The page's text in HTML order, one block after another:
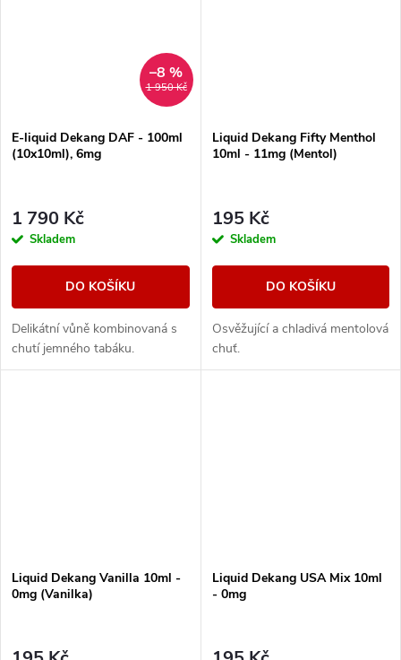
1 950 Kč
–8 %
E-liquid Dekang DAF - 100ml
(10x10ml), 6mg
1 790 Kč
Skladem
DO KOŠÍKU
Delikátní vůně kombinovaná s
chutí jemného tabáku.
Liquid Dekang Fifty Menthol
10ml - 11mg (Mentol)
195 Kč
Skladem
DO KOŠÍKU
Osvěžující a chladivá mentolová
chuť.
Liquid Dekang Vanilla 10ml -
0mg (Vanilka)
Liquid Dekang USA Mix 10ml
- 0mg